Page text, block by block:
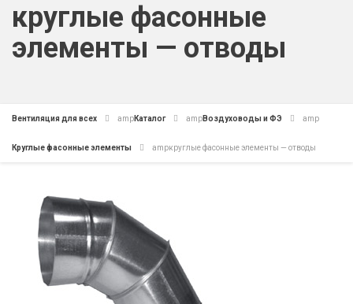
круглые фасонные
элементы — отводы
Вентиляция для всех ampКаталог ampВоздуховоды и ФЭ amp
Круглые фасонные элементы ampкруглые фасонные элементы — отводы